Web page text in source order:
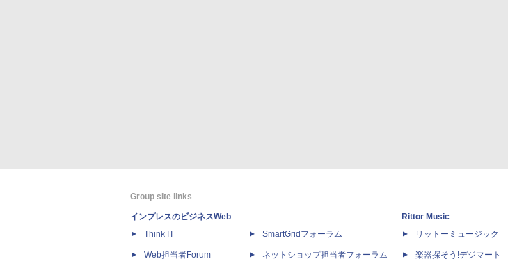
Group site links
インプレスのビジネスWeb
Think IT
Web担当者Forum
SmartGridフォーラム
ネットショップ担当者フォーラム
Rittor Music
リットーミュージック
楽器探そう!デジマート